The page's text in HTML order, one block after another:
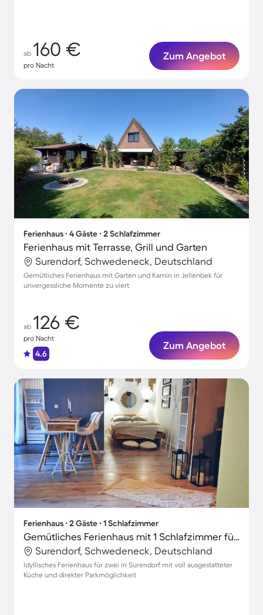
ab 160 €
pro Nacht
Zum Angebot
Ferienhaus ∙ 4 Gäste ∙ 2 Schlafzimmer
Ferienhaus mit Terrasse, Grill und Garten
Surendorf, Schwedeneck, Deutschland
Gemütliches Ferienhaus mit Garten und Kamin in Jellenbek für
unvergessliche Momente zu viert
ab 126 €
pro Nacht
4.6
Zum Angebot
Ferienhaus ∙ 2 Gäste ∙ 1 Schlafzimmer
Gemütliches Ferienhaus mit 1 Schlafzimmer für 2 Personen
Surendorf, Schwedeneck, Deutschland
Idyllisches Ferienhaus für zwei in Surendorf mit voll ausgestatteter
Küche und direkter Parkmöglichkeit